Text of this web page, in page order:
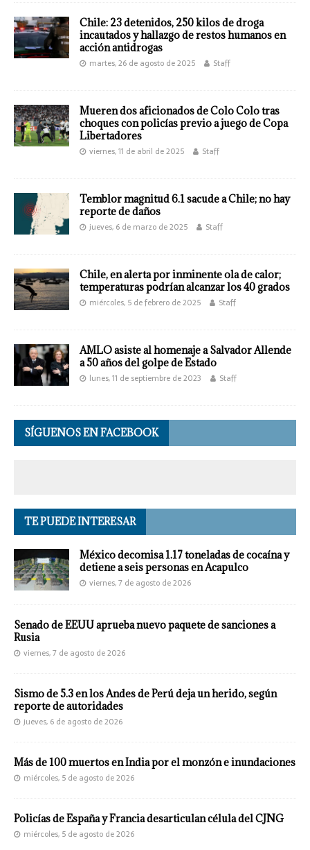
Chile: 23 detenidos, 250 kilos de droga
incautados y hallazgo de restos humanos en
acción antidrogas
martes, 26 de agosto de 2025 Staff
Mueren dos aficionados de Colo Colo tras
choques con policías previo a juego de Copa
Libertadores
viernes, 11 de abril de 2025 Staff
Temblor magnitud 6.1 sacude a Chile; no hay
reporte de daños
jueves, 6 de marzo de 2025 Staff
Chile, en alerta por inminente ola de calor;
temperaturas podrían alcanzar los 40 grados
miércoles, 5 de febrero de 2025 Staff
AMLO asiste al homenaje a Salvador Allende
a 50 años del golpe de Estado
lunes, 11 de septiembre de 2023 Staff
SÍGUENOS EN FACEBOOK
TE PUEDE INTERESAR
México decomisa 1.17 toneladas de cocaína y
detiene a seis personas en Acapulco
viernes, 7 de agosto de 2026
Senado de EEUU aprueba nuevo paquete de sanciones a
Rusia
viernes, 7 de agosto de 2026
Sismo de 5.3 en los Andes de Perú deja un herido, según
reporte de autoridades
jueves, 6 de agosto de 2026
Más de 100 muertos en India por el monzón e inundaciones
miércoles, 5 de agosto de 2026
Policías de España y Francia desarticulan célula del CJNG
miércoles, 5 de agosto de 2026